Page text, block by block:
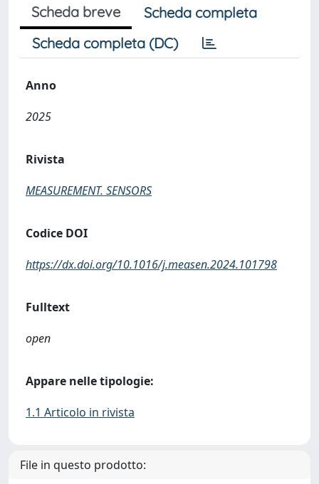
Scheda breve
Scheda completa
Scheda completa (DC)
Anno
2025
Rivista
MEASUREMENT. SENSORS
Codice DOI
https://dx.doi.org/10.1016/j.measen.2024.101798
Fulltext
open
Appare nelle tipologie:
1.1 Articolo in rivista
File in questo prodotto: